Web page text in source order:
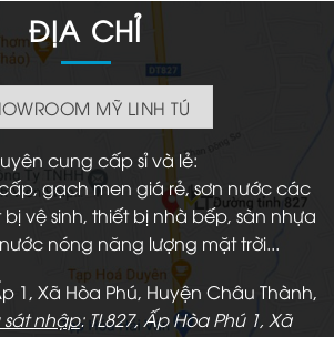
ĐỊA CHỈ
MỸ LINH TÚ
cung cấp sỉ và lẻ:
gạch men giá rẻ, sơn nước các
vệ sinh, thiết bị nhà bếp, sàn nhựa
nóng năng lượng mặt trời...
1, Xã Hòa Phú, Huyện Châu Thành,
sát nhập: TL827, Ấp Hòa Phú 1, Xã